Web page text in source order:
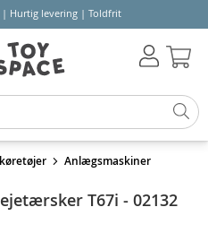
| Hurtig levering | Toldfrit
Anlægsmaskiner
T67i - 02132